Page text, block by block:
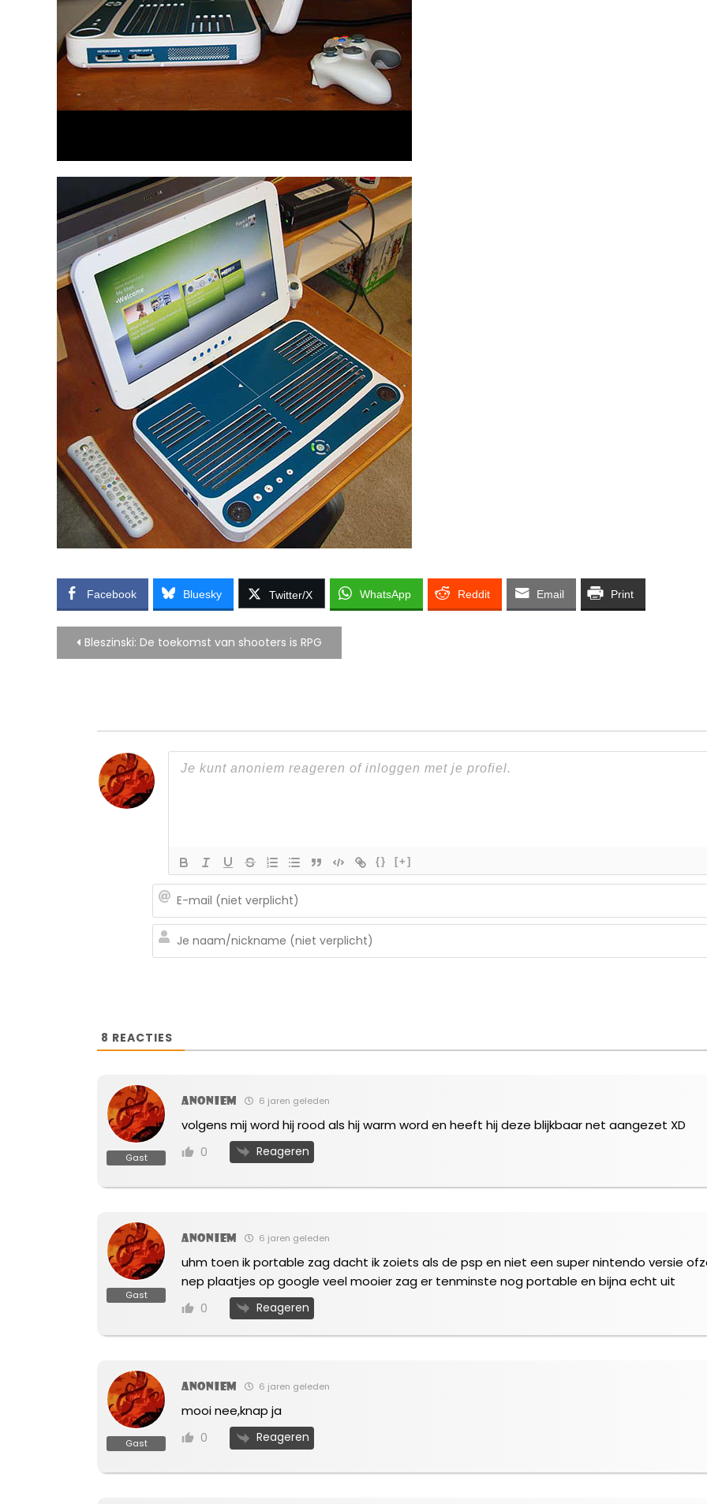
Facebook Bluesky Twitter/X WhatsApp Reddit Email Print
Bericht
Bleszinski: De toekomst van shooters is RPG
{} [+]
8 REACTIES
Gast
Anoniem 6 jaren geleden
volgens mij word hij rood als hij warm word en heeft hij deze blijkbaar net aangezet XD
0 Reageren
Gast
Anoniem 6 jaren geleden
uhm toen ik portable zag dacht ik zoiets als de psp en niet een super nintendo versie
nep plaatjes op google veel mooier zag er tenminste nog portable en bijna echt uit
0 Reageren
Gast
Anoniem 6 jaren geleden
mooi nee,knap ja
0 Reageren